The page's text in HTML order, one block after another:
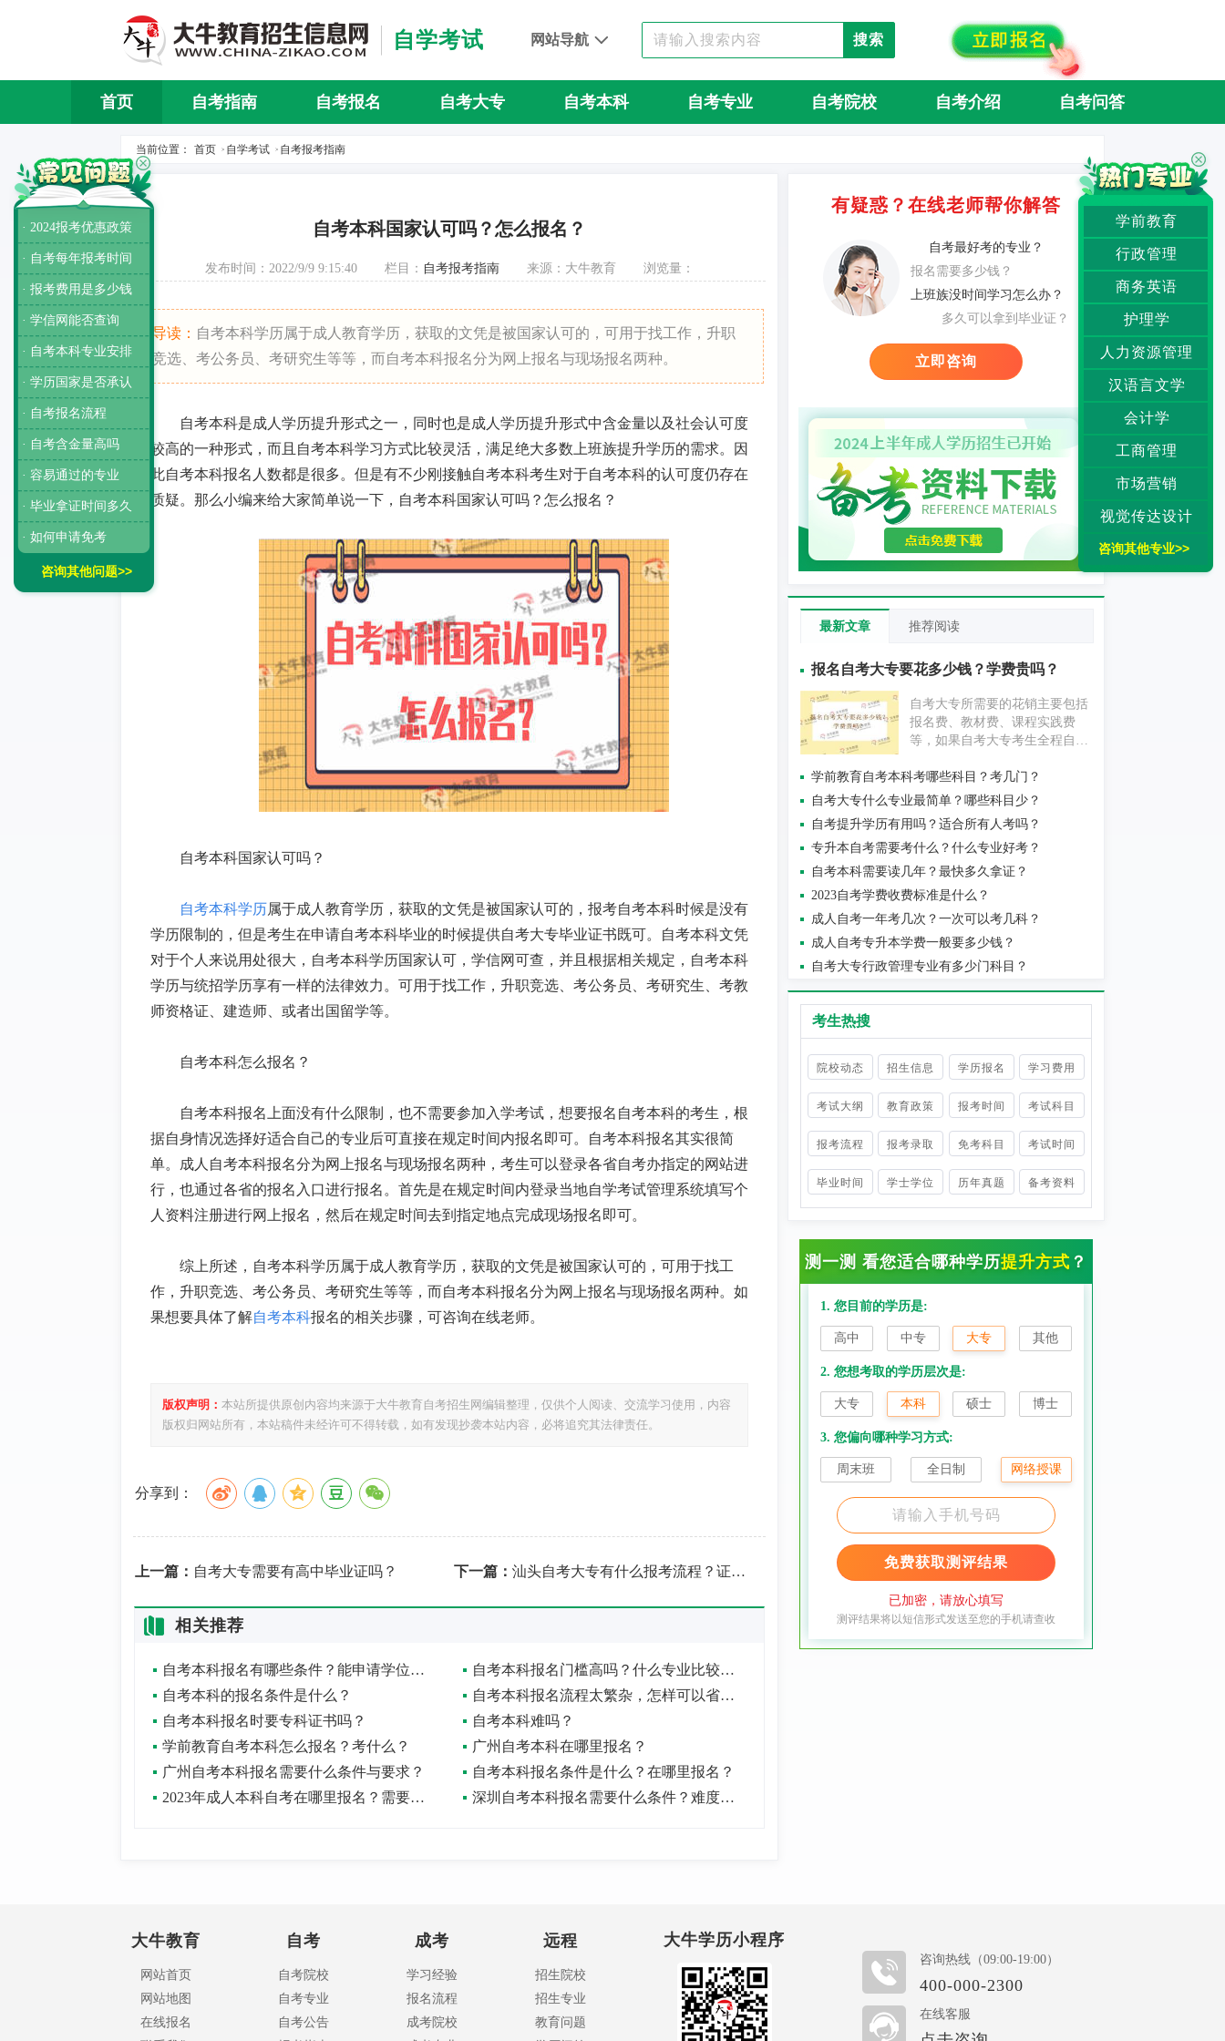
自学考试 网站导航 搜索
首页 自考指南 自考报名 自考大专 自考本科 自考专业 自考院校 自考介绍 自考问答
当前位置： 首页 > 自学考试 > 自考报考指南
自考本科国家认可吗？怎么报名？
发布时间：2022/9/9 9:15:40 栏目： 自考报考指南 来源：大牛教育 浏览量：
导读： 自考本科学历属于成人教育学历，获取的文凭是被国家认可的，可用于找工作，升职
竞选、考公务员、考研究生等等，而自考本科报名分为网上报名与现场报名两种。
自考本科是成人学历提升形式之一，同时也是成人学历提升形式中含金量以及社会认可度
较高的一种形式，而且自考本科学习方式比较灵活，满足绝大多数上班族提升学历的需求。因
此自考本科报名人数都是很多。但是有不少刚接触自考本科考生对于自考本科的认可度仍存在
质疑。那么小编来给大家简单说一下，自考本科国家认可吗？怎么报名？
自考本科国家认可吗？
自考本科学历属于成人教育学历，获取的文凭是被国家认可的，报考自考本科时候是没有
学历限制的 ， 但是考生在申请自考本科毕业的时候提供自考大专毕业证书既可。自考本科文凭
对于个人来说用处很大， 自考本科学历国家认可，学信网可查， 并且根据相关规定，自考本科
学历与统招学历享有一样的法律效力。 可用于找工作，升职竞选、考公务员、考研究生、考教
师资格证、建造师、或者出国留学等。
自考本科怎么报名？
自考本科报名上面没有什么限制，也不需要参加入学考试，想要报名自考本科的考生，根
据自身情况选择好适合自己的专业后可直接在规定时间内报名即可。自考本科报名其实很简
单。成人自考本科报名分为网上报名与现场报名两种，考生可以登录各省自考办指定的网站进
行，也通过各省的报名入口进行报名。首先是在规定时间内登录当地自学考试管理系统填写个
人资料注册进行网上报名，然后在规定时间去到指定地点完成现场报名即可。
综上所述， 自考本科学历属于成人教育学历，获取的文凭是被国家认可的 ， 可用于找工
作，升职竞选、考公务员、考研究生等等，而自考本科报名分为网上报名与现场报名两种。如
果想要具体了解自考本科报名的相关步骤，可咨询在线老师。
版权声明： 本站所提供原创内容均来源于大牛教育自考招生网编辑整理，仅供个人阅读、交流学习使用，内容
版权归网站所有，本站稿件未经许可不得转载，如有发现抄袭本站内容，必将追究其法律责任。
分享到：
上一篇： 自考大专需要有高中毕业证吗？ 下一篇： 汕头自考大专有什么报考流程？证书含金量高吗？
相关推荐
自考本科报名有哪些条件？能申请学位吗？
自考本科报名门槛高吗？什么专业比较好？
自考本科的报名条件是什么？
自考本科报名流程太繁杂，怎样可以省事？
自考本科报名时要专科证书吗？
自考本科难吗？
学前教育自考本科怎么报名？考什么？
广州自考本科在哪里报名？
广州自考本科报名需要什么条件与要求？
自考本科报名条件是什么？在哪里报名？
2023年成人本科自考在哪里报名？需要什么条件？
深圳自考本科报名需要什么条件？难度怎么样？
有疑惑？在线老师帮你解答
自考最好考的专业？
报名需要多少钱？
上班族没时间学习怎么办？
多久可以拿到毕业证？
立即咨询
最新文章 推荐阅读
报名自考大专要花多少钱？学费贵吗？
自考大专所需要的花销主要包括
报名费、教材费、课程实践费
等，如果自考大专考生全程自学
费1000元左右；如果自考大专考
生报考辅导机构，花费则要更贵
实际当地消费水平为准。
学前教育自考本科考哪些科目？考几门？
自考大专什么专业最简单？哪些科目少？
自考提升学历有用吗？适合所有人考吗？
专升本自考需要考什么？什么专业好考？
自考本科需要读几年？最快多久拿证？
2023自考学费收费标准是什么？
成人自考一年考几次？一次可以考几科？
成人自考专升本学费一般要多少钱？
自考大专行政管理专业有多少门科目？
考生热搜
院校动态 招生信息 学历报名 学习费用
考试大纲 教育政策 报考时间 考试科目
报考流程 报考录取 免考科目 考试时间
毕业时间 学士学位 历年真题 备考资料
测一测 看您适合哪种学历提升方式 ？
1. 您目前的学历是:
高中 中专 大专 其他
2. 您想考取的学历层次是:
大专 本科 硕士 博士
3. 您偏向哪种学习方式:
周末班 全日制 网络授课
免费获取测评结果
已加密，请放心填写
测评结果将以短信形式发送至您的手机请查收
大牛教育
网站首页
网站地图
在线报名
自考
自考院校
自考专业
自考公告
成考
学习经验
报名流程
成考院校
远程
招生院校
招生专业
教育问题
大牛学历小程序
咨询热线（09:00-19:00）
400-000-2300
在线客服
· 2024报考优惠政策
· 自考每年报考时间
· 报考费用是多少钱
· 学信网能否查询
· 自考本科专业安排
· 学历国家是否承认
· 自考报名流程
· 自考含金量高吗
· 容易通过的专业
· 毕业拿证时间多久
· 如何申请免考
咨询其他问题>>
学前教育
行政管理
商务英语
护理学
人力资源管理
汉语言文学
会计学
工商管理
市场营销
视觉传达设计
咨询其他专业>>